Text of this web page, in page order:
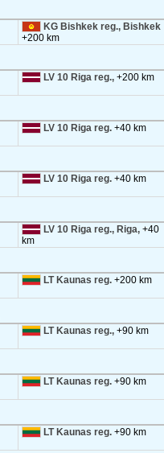
KG Bishkek reg., Bishkek
+200 km
LV 10 Riga reg., +200 km
LV 10 Riga reg. +40 km
LV 10 Riga reg. +40 km
LV 10 Riga reg., Riga, +40
km
LT Kaunas reg. +200 km
LT Kaunas reg., +90 km
LT Kaunas reg. +90 km
LT Kaunas reg. +90 km